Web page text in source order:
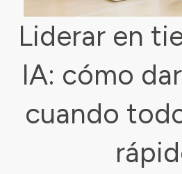
Liderar en
IA: cómo
cuando